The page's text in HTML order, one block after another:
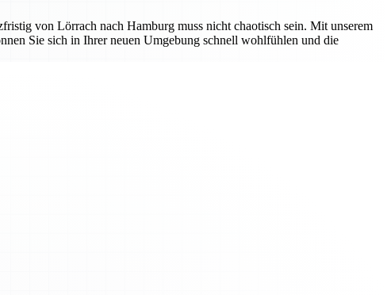
von Lörrach nach Hamburg muss nicht chaotisch sein. Mit unserem
Sie sich in Ihrer neuen Umgebung schnell wohlfühlen und die